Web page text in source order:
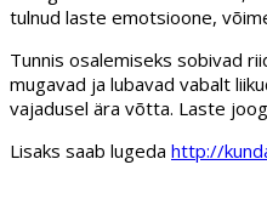
tulnud laste emotsioone,
Tunnis osalemiseks sobivad
mugavad ja lubavad vabalt
vajadusel ära võtta. Laste
Lisaks saab lugeda http://